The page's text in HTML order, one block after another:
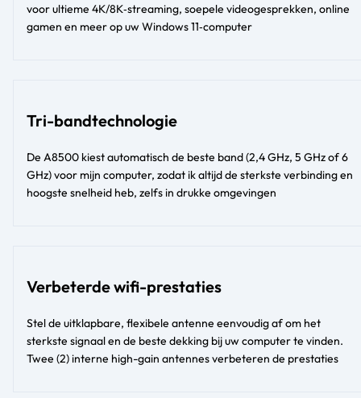
voor ultieme 4K/8K‑streaming, soepele videogesprekken, online
gamen en meer op uw Windows 11‑computer
Tri-bandtechnologie
De A8500 kiest automatisch de beste band (2,4 GHz, 5 GHz of 6
GHz) voor mijn computer, zodat ik altijd de sterkste verbinding en
hoogste snelheid heb, zelfs in drukke omgevingen
Verbeterde wifi-prestaties
Stel de uitklapbare, flexibele antenne eenvoudig af om het
sterkste signaal en de beste dekking bij uw computer te vinden.
Twee (2) interne high-gain antennes verbeteren de prestaties